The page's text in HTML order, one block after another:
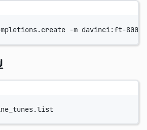
-m davinci:ft-